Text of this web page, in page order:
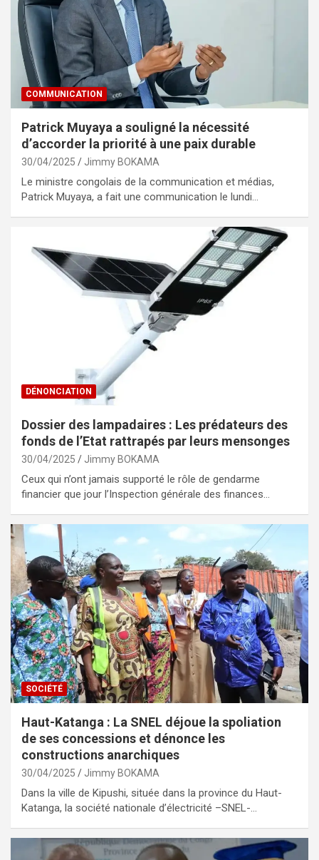
COMMUNICATION
Patrick Muyaya a souligné la nécessité
d’accorder la priorité à une paix durable
30/04/2025 Jimmy BOKAMA
Le ministre congolais de la communication et médias,
Patrick Muyaya, a fait une communication le lundi…
DÉNONCIATION
Dossier des lampadaires : Les prédateurs des
fonds de l’Etat rattrapés par leurs mensonges
30/04/2025 Jimmy BOKAMA
Ceux qui n’ont jamais supporté le rôle de gendarme
financier que jour l’Inspection générale des finances…
SOCIÉTÉ
Haut-Katanga : La SNEL déjoue la spoliation
de ses concessions et dénonce les
constructions anarchiques
30/04/2025 Jimmy BOKAMA
Dans la ville de Kipushi, située dans la province du Haut-
Katanga, la société nationale d’électricité –SNEL-…